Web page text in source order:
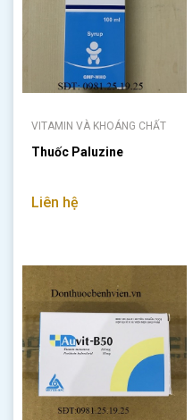
VITAMIN VÀ KHOÁNG CHẤT
Thuốc Paluzine
Liên hệ